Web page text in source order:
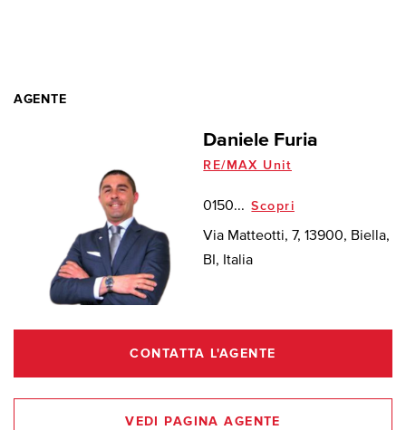
AGENTE
Daniele Furia
RE/MAX Unit
0150... Scopri
Via Matteotti, 7, 13900, Biella,
BI, Italia
CONTATTA L'AGENTE
VEDI PAGINA AGENTE